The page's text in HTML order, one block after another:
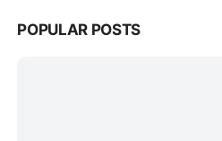
POPULAR POSTS